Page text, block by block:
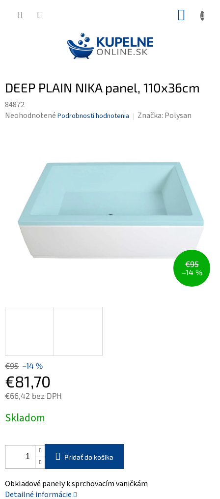
DEEP PLAIN NIKA panel, 110x36cm
84872
Priemerné
hviezdičiek.
Neohodnotené Podrobnosti hodnotenia Značka: Polysan
€95
–14 %
€95 –14 %
€81,70
€66,42 bez DPH
cena:
Skladom
Pridať do košíka
Obkladové panely k sprchovacím vaničkám
Detailné informácie